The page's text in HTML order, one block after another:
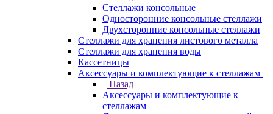
Стеллажи консольные
Односторонние консольные стеллажи
Двухсторонние консольные стеллажи
Стеллажи для хранения листового металла
Стеллажи для хранения воды
Кассетницы
Аксесcуары и комплектующие к стеллажам
Назад
Аксесcуары и комплектующие к
стеллажам